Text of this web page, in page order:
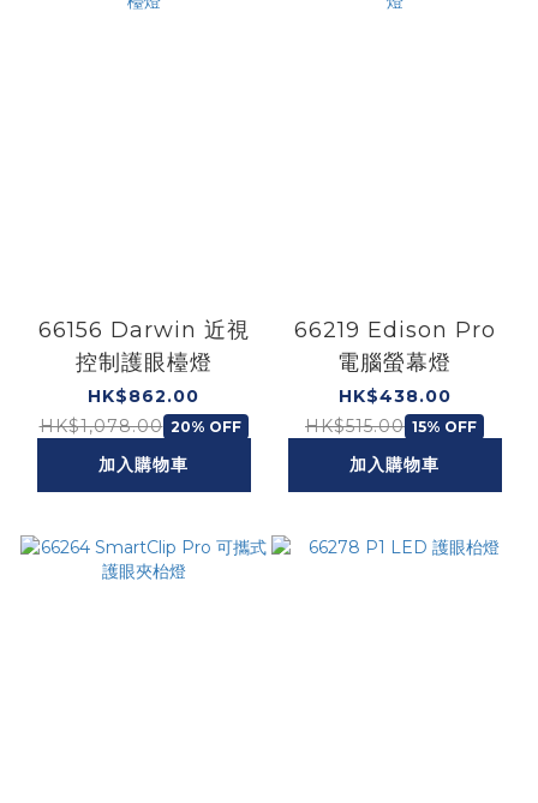
66156 Darwin 近視
控制護眼檯燈
HK$862.00
HK$1,078.00 20% OFF
加入購物車
66219 Edison Pro
電腦螢幕燈
HK$438.00
HK$515.00 15% OFF
加入購物車